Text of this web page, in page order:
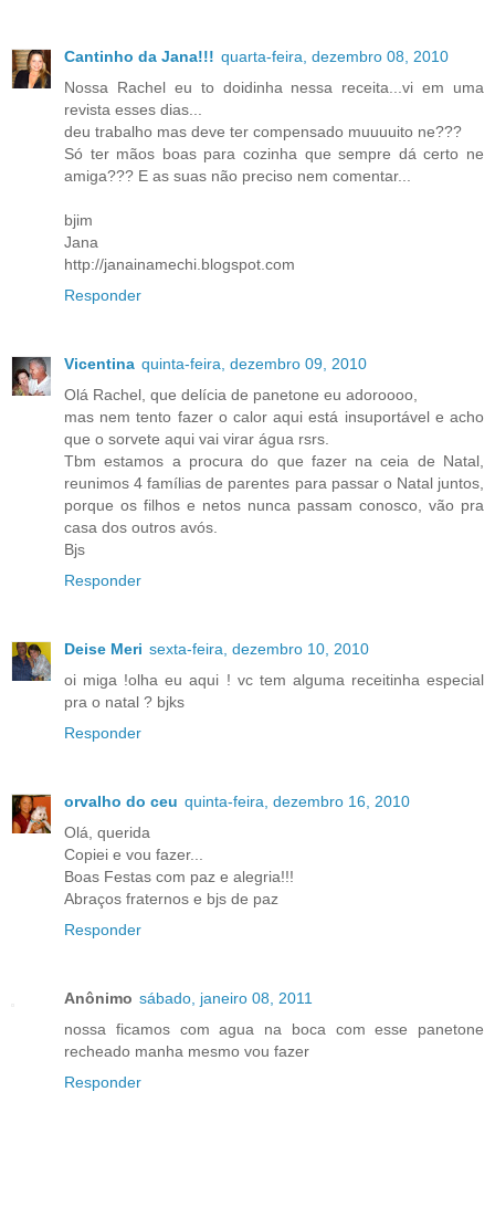
Cantinho da Jana!!! quarta-feira, dezembro 08, 2010
Nossa Rachel eu to doidinha nessa receita...vi em uma
revista esses dias...
deu trabalho mas deve ter compensado muuuuito ne???
Só ter mãos boas para cozinha que sempre dá certo ne
amiga??? E as suas não preciso nem comentar...
bjim
Jana
http://janainamechi.blogspot.com
Responder
Vicentina quinta-feira, dezembro 09, 2010
Olá Rachel, que delícia de panetone eu adoroooo,
mas nem tento fazer o calor aqui está insuportável e acho
que o sorvete aqui vai virar água rsrs.
Tbm estamos a procura do que fazer na ceia de Natal,
reunimos 4 famílias de parentes para passar o Natal juntos,
porque os filhos e netos nunca passam conosco, vão pra
casa dos outros avós.
Bjs
Responder
Deise Meri sexta-feira, dezembro 10, 2010
oi miga !olha eu aqui ! vc tem alguma receitinha especial
pra o natal ? bjks
Responder
orvalho do ceu quinta-feira, dezembro 16, 2010
Olá, querida
Copiei e vou fazer...
Boas Festas com paz e alegria!!!
Abraços fraternos e bjs de paz
Responder
Anônimo sábado, janeiro 08, 2011
nossa ficamos com agua na boca com esse panetone
recheado manha mesmo vou fazer
Responder